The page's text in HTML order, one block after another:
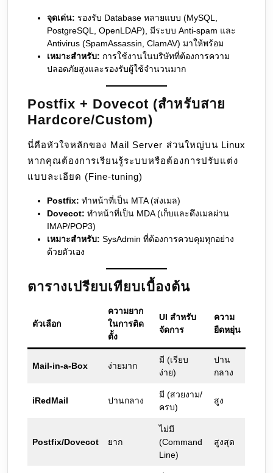
จุดเด่น: รองรับ Database หลายแบบ (MySQL,
PostgreSQL, OpenLDAP), มีระบบ Anti-spam และ
Antivirus (SpamAssassin, ClamAV) มาให้พร้อม
เหมาะสำหรับ: การใช้งานในบริษัทที่ต้องการความ
ปลอดภัยสูงและรองรับผู้ใช้จำนวนมาก
Postfix + Dovecot (สำหรับสาย
Hardcore/Custom)
นี่คือหัวใจหลักของ Mail Server ส่วนใหญ่บน Linux
หากคุณต้องการเรียนรู้ระบบหรือต้องการปรับแต่ง
แบบละเอียด (Fine-tuning)
Postfix: ทำหน้าที่เป็น MTA (ส่งเมล)
Dovecot: ทำหน้าที่เป็น MDA (เก็บและดึงเมลผ่าน
IMAP/POP3)
เหมาะสำหรับ: SysAdmin ที่ต้องการควบคุมทุกอย่าง
ด้วยตัวเอง
ตารางเปรียบเทียบเบื้องต้น
ตัวเลือก
ความยาก
ในการติด
ตั้ง
UI สำหรับ
จัดการ
ความ
ยืดหยุ่น
Mail-in-a-Box ง่ายมาก
มี (เรียบ
ง่าย)
ปาน
กลาง
iRedMail ปานกลาง
มี (สวยงาม/
ครบ)
สูง
Postfix/Dovecot ยาก
ไม่มี
(Command
Line)
สูงสุด